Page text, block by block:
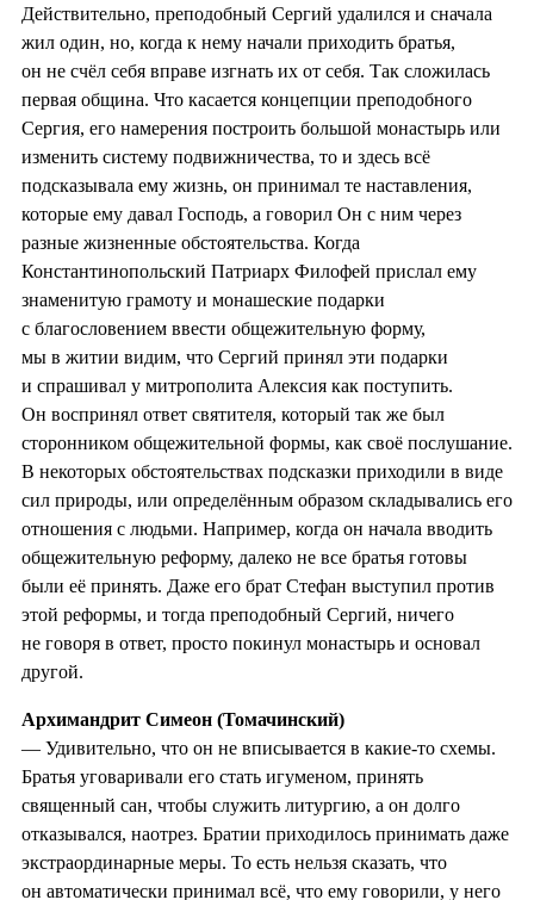
Действительно, преподобный Сергий удалился и сначала
жил один, но, когда к нему начали приходить братья,
он не счёл себя вправе изгнать их от себя. Так сложилась
первая община. Что касается концепции преподобного
Сергия, его намерения построить большой монастырь или
изменить систему подвижничества, то и здесь всё
подсказывала ему жизнь, он принимал те наставления,
которые ему давал Господь, а говорил Он с ним через
разные жизненные обстоятельства. Когда
Константинопольский Патриарх Филофей прислал ему
знаменитую грамоту и монашеские подарки
с благословением ввести общежительную форму,
мы в житии видим, что Сергий принял эти подарки
и спрашивал у митрополита Алексия как поступить.
Он воспринял ответ святителя, который так же был
сторонником общежительной формы, как своё послушание.
В некоторых обстоятельствах подсказки приходили в виде
сил природы, или определённым образом складывались его
отношения с людьми. Например, когда он начала вводить
общежительную реформу, далеко не все братья готовы
были её принять. Даже его брат Стефан выступил против
этой реформы, и тогда преподобный Сергий, ничего
не говоря в ответ, просто покинул монастырь и основал
другой.
Архимандрит Симеон (Томачинский)
— Удивительно, что он не вписывается в какие-то схемы.
Братья уговаривали его стать игуменом, принять
священный сан, чтобы служить литургию, а он долго
отказывался, наотрез. Братии приходилось принимать даже
экстраординарные меры. То есть нельзя сказать, что
он автоматически принимал всё, что ему говорили, у него